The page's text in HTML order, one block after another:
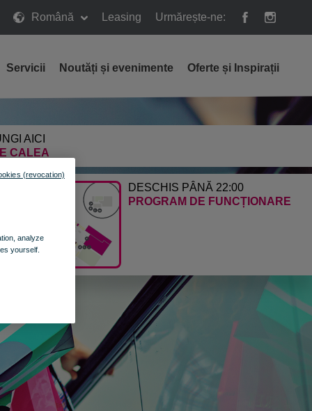
Română Leasing Urmărește-ne:
AICI
CALEA
DESCHIS PÂNĂ 22:00
PROGRAM DE FUNCȚIONARE
Servicii Noutăți și evenimente Oferte și Inspirații
analyze
yourself.
(revocation)